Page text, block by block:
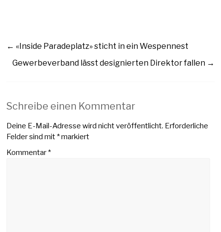
← «Inside Paradeplatz» sticht in ein Wespennest
Gewerbeverband lässt designierten Direktor fallen →
Schreibe einen Kommentar
Deine E-Mail-Adresse wird nicht veröffentlicht. Erforderliche
Felder sind mit*markiert
Kommentar*